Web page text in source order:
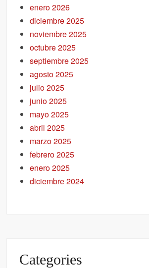
enero 2026
diciembre 2025
noviembre 2025
octubre 2025
septiembre 2025
agosto 2025
julio 2025
junio 2025
mayo 2025
abril 2025
marzo 2025
febrero 2025
enero 2025
diciembre 2024
Categories